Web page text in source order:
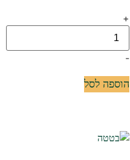
+
-
הוספה לסל